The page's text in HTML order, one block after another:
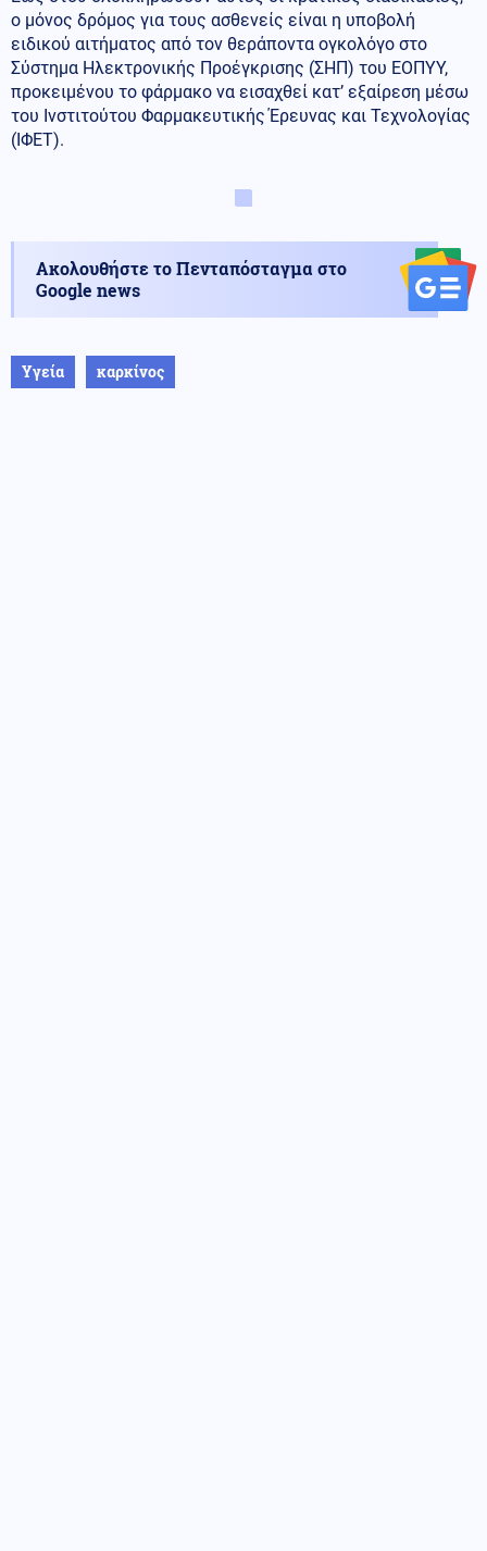
ο μόνος δρόμος για τους ασθενείς είναι η υποβολή
ειδικού αιτήματος από τον θεράποντα ογκολόγο στο
Σύστημα Ηλεκτρονικής Προέγκρισης (ΣΗΠ) του ΕΟΠΥΥ,
προκειμένου το φάρμακο να εισαχθεί κατ’ εξαίρεση μέσω
του Ινστιτούτου Φαρμακευτικής Έρευνας και Τεχνολογίας
(ΙΦΕΤ).
Ακολουθήστε το Πενταπόσταγμα στο
Google news
Υγεία καρκίνος